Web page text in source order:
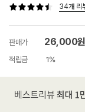
34개 리
판매가 26,000원
적립금 1%